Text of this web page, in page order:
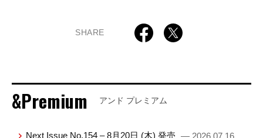
SHARE
&Premium アンド プレミアム
Next Issue No.154 – 8月20日 (木) 発売 — 2026.07.16